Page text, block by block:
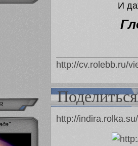
И
http://cv.rolebb.ru/
Поделиться
http://